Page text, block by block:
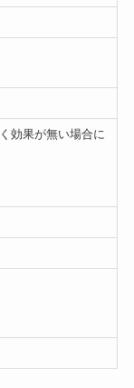
効果が無い場合に